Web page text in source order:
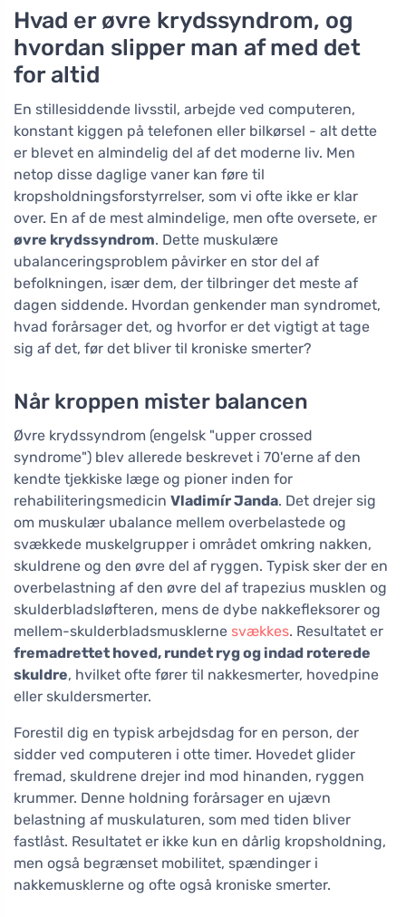
Hvad er øvre krydssyndrom, og
hvordan slipper man af med det
for altid
En stillesiddende livsstil, arbejde ved computeren,
konstant kiggen på telefonen eller bilkørsel - alt dette
er blevet en almindelig del af det moderne liv. Men
netop disse daglige vaner kan føre til
kropsholdningsforstyrrelser, som vi ofte ikke er klar
over. En af de mest almindelige, men ofte oversete, er
øvre krydssyndrom. Dette muskulære
ubalanceringsproblem påvirker en stor del af
befolkningen, især dem, der tilbringer det meste af
dagen siddende. Hvordan genkender man syndromet,
hvad forårsager det, og hvorfor er det vigtigt at tage
sig af det, før det bliver til kroniske smerter?
Når kroppen mister balancen
Øvre krydssyndrom (engelsk "upper crossed
syndrome") blev allerede beskrevet i 70'erne af den
kendte tjekkiske læge og pioner inden for
rehabiliteringsmedicin Vladimír Janda. Det drejer sig
om muskulær ubalance mellem overbelastede og
svækkede muskelgrupper i området omkring nakken,
skuldrene og den øvre del af ryggen. Typisk sker der en
overbelastning af den øvre del af trapezius musklen og
skulderbladsløfteren, mens de dybe nakkefleksorer og
mellem-skulderbladsmusklerne svækkes. Resultatet er
fremadrettet hoved, rundet ryg og indad roterede
skuldre, hvilket ofte fører til nakkesmerter, hovedpine
eller skuldersmerter.
Forestil dig en typisk arbejdsdag for en person, der
sidder ved computeren i otte timer. Hovedet glider
fremad, skuldrene drejer ind mod hinanden, ryggen
krummer. Denne holdning forårsager en ujævn
belastning af muskulaturen, som med tiden bliver
fastlåst. Resultatet er ikke kun en dårlig kropsholdning,
men også begrænset mobilitet, spændinger i
nakkemusklerne og ofte også kroniske smerter.